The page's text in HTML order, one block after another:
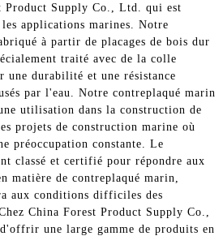
Product Supply Co., Ltd. qui est
applications marines. Notre
à partir de placages de bois dur
traité avec de la colle
une durabilité et une résistance
par l'eau. Notre contreplaqué marin
utilisation dans la construction de
projets de construction marine où
préoccupation constante. Le
classé et certifié pour répondre aux
matière de contreplaqué marin,
aux conditions difficiles des
China Forest Product Supply Co.,
une large gamme de produits en